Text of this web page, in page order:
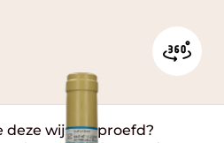
deze wijn geproefd?